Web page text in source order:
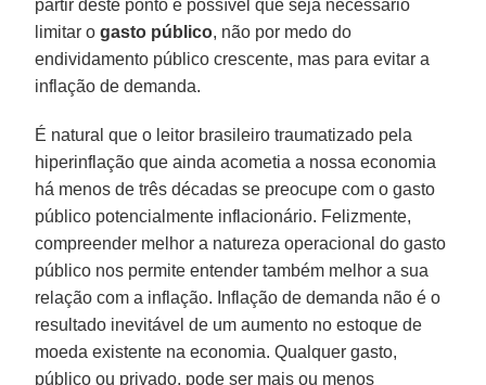
partir deste ponto é possível que seja necessário
limitar ogasto público, não por medo do
endividamento público crescente, mas para evitar a
inflação de demanda.
É natural que o leitor brasileiro traumatizado pela
hiperinflação que ainda acometia a nossa economia
há menos de três décadas se preocupe com o gasto
público potencialmente inflacionário. Felizmente,
compreender melhor a natureza operacional do gasto
público nos permite entender também melhor a sua
relação com a inflação. Inflação de demanda não é o
resultado inevitável de um aumento no estoque de
moeda existente na economia. Qualquer gasto,
público ou privado, pode ser mais ou menos